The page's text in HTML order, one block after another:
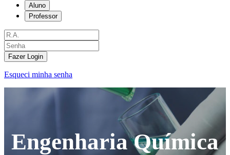
Aluno
Professor
Fazer Login
Esqueci minha senha
Engenharia Química